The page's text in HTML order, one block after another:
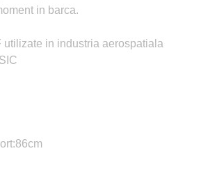
in barca.
utilizate in industria aerospatiala